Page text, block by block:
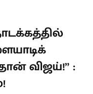
விஜய்!” :